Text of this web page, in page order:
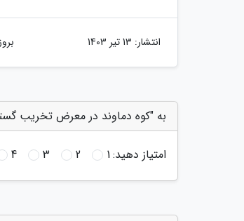
انتشار: 13 تیر 1403
به "کوه دماوند در معرض تخریب
امتیاز دهید:1
2
3
4